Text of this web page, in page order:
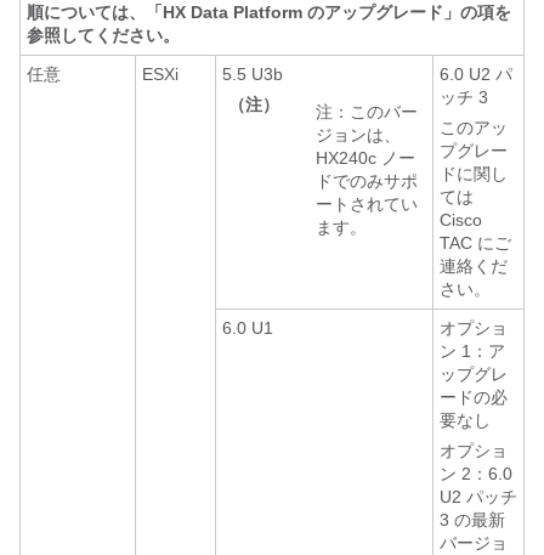
順については、「HX Data Platform のアップグレード」の項を
参照してください。
任意
ESXi
5.5 U3b
（注）
注：このバー
ジョンは、
HX240c ノー
ドでのみサポ
ートされてい
ます。
6.0 U2 パ
ッチ 3
このアッ
プグレー
ドに関し
ては
Cisco
TAC にご
連絡くだ
さい。
6.0 U1
オプショ
ン 1：ア
ップグレ
ードの必
要なし
オプショ
ン 2：6.0
U2 パッチ
3 の最新
バージョ